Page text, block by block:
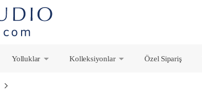
Yolluklar
Kolleksiyonlar
Özel Sipariş